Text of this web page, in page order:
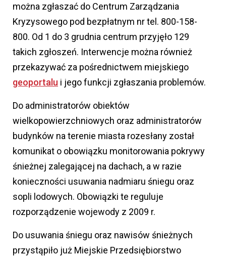
można zgłaszać do Centrum Zarządzania
Kryzysowego pod bezpłatnym nr tel. 800-158-
800. Od 1 do 3 grudnia centrum przyjęło 129
takich zgłoszeń. Interwencje można również
przekazywać za pośrednictwem miejskiego
geoportalu i jego funkcji zgłaszania problemów.
Do administratorów obiektów
wielkopowierzchniowych oraz administratorów
budynków na terenie miasta rozesłany został
komunikat o obowiązku monitorowania pokrywy
śnieżnej zalegającej na dachach, a w razie
konieczności usuwania nadmiaru śniegu oraz
sopli lodowych. Obowiązki te reguluje
rozporządzenie wojewody z 2009 r.
Do usuwania śniegu oraz nawisów śnieżnych
przystąpiło już Miejskie Przedsiębiorstwo